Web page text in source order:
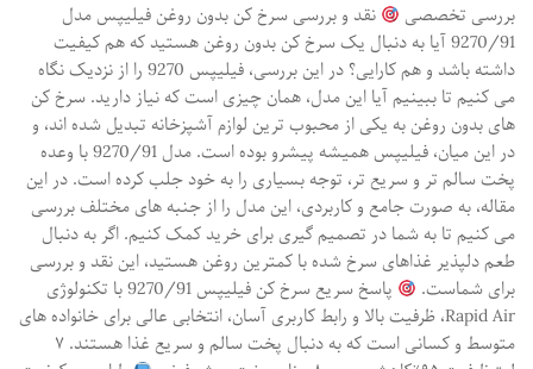
بررسی تخصصی
نقد و بررسی سرخ کن بدون روغن فیلیپس مدل
9270/91 آیا به دنبال یک سرخ کن بدون روغن هستید که هم کیفیت
داشته باشد و هم کارایی؟ در این بررسی، فیلیپس 9270 را از نزدیک نگاه
می کنیم تا ببینیم آیا این مدل، همان چیزی است که نیاز دارید. سرخ کن
های بدون روغن به یکی از محبوب ترین لوازم آشپزخانه تبدیل شده اند، و
در این میان، فیلیپس همیشه پیشرو بوده است. مدل 9270/91 با وعده
پخت سالم تر و سریع تر، توجه بسیاری را به خود جلب کرده است. در این
مقاله، به صورت جامع و کاربردی، این مدل را از جنبه های مختلف بررسی
می کنیم تا به شما در تصمیم گیری برای خرید کمک کنیم. اگر به دنبال
طعم دلپذیر غذاهای سرخ شده با کمترین روغن هستید، این نقد و بررسی
برای شماست.
پاسخ سریع سرخ کن فیلیپس 9270/91 با تکنولوژی
Rapid Air، ظرفیت بالا و رابط کاربری آسان، انتخابی عالی برای خانواده های
متوسط و کسانی است که به دنبال پخت سالم و سریع غذا هستند. ۷